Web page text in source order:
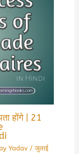
होंगे | 21
Yadav /जुलाई